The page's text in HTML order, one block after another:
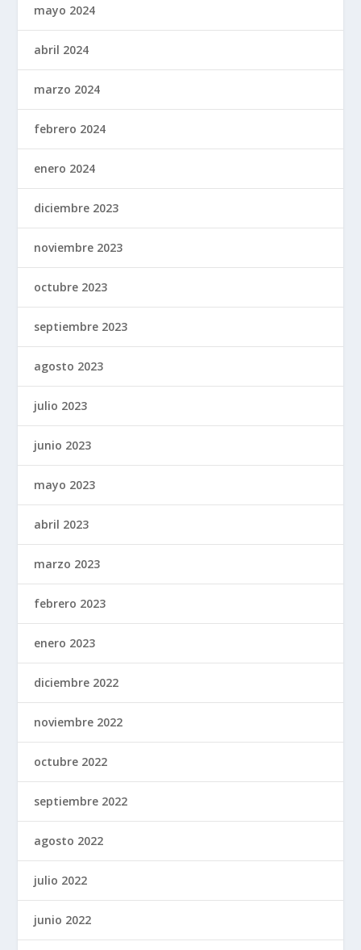
mayo 2024
abril 2024
marzo 2024
febrero 2024
enero 2024
diciembre 2023
noviembre 2023
octubre 2023
septiembre 2023
agosto 2023
julio 2023
junio 2023
mayo 2023
abril 2023
marzo 2023
febrero 2023
enero 2023
diciembre 2022
noviembre 2022
octubre 2022
septiembre 2022
agosto 2022
julio 2022
junio 2022